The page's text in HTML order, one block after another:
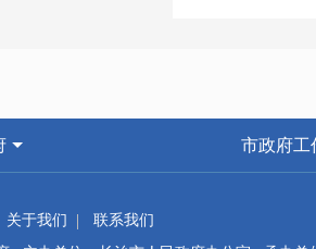
市政府工
关于我们
联系我们